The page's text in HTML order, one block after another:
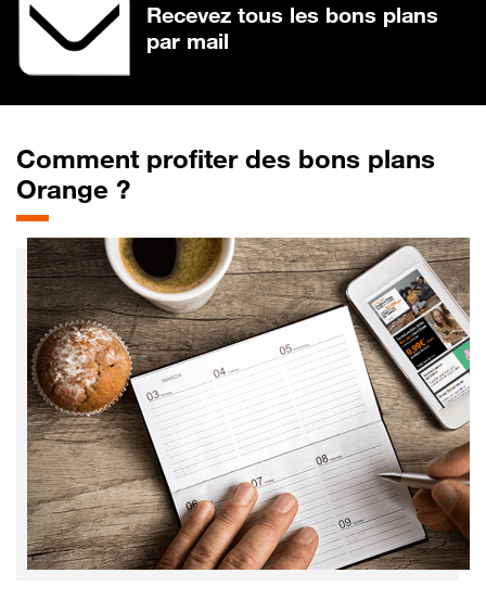
Recevez tous les bons plans
par mail
Comment profiter des bons plans
Orange ?